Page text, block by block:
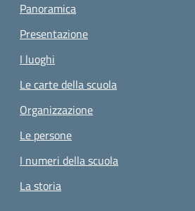
Panoramica
Presentazione
I luoghi
Le carte della scuola
Organizzazione
Le personePagina attuale
I numeri della scuola
La storia